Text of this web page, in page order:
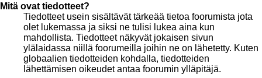
Mitä ovat tiedotteet?
Tiedotteet usein sisältävät tärkeää tietoa foorumista jota
olet lukemassa ja siksi ne tulisi lukea aina kun
mahdollista. Tiedotteet näkyvät jokaisen sivun
ylälaidassa niillä foorumeilla joihin ne on lähetetty. Kuten
globaalien tiedotteiden kohdalla, tiedotteiden
lähettämisen oikeudet antaa foorumin ylläpitäjä.